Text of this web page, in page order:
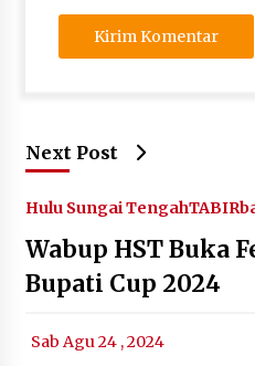
Next Post
Hulu Sungai Tengah
Wabup HST Buka
Bupati Cup 2024
Sab Agu 24 , 2024